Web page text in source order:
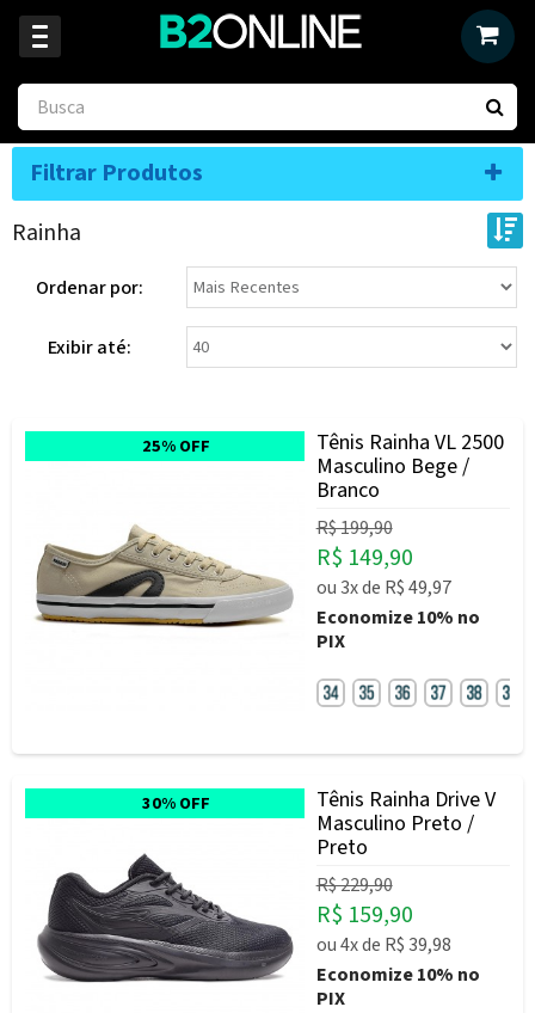
Filtrar Produtos
Rainha
Ordenar por:
Exibir até:
25% OFF
Tênis Rainha VL 2500
Masculino Bege /
Branco
R$ 199,90
R$ 149,90
ou3xde R$ 49,97
Economize10% no
PIX
30% OFF
Tênis Rainha Drive V
Masculino Preto /
Preto
R$ 229,90
R$ 159,90
ou4xde R$ 39,98
Economize10% no
PIX